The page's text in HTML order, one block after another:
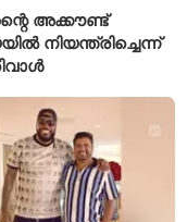
അക്കൗണ്ട്
നിയന്ത്രിച്ചെന്ന്